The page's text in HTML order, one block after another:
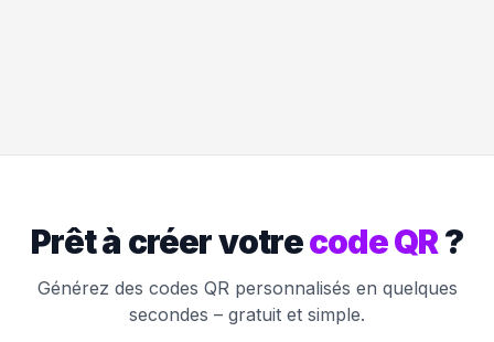
Prêt à créer votrecode QR?
Générez des codes QR personnalisés en quelques
secondes – gratuit et simple.